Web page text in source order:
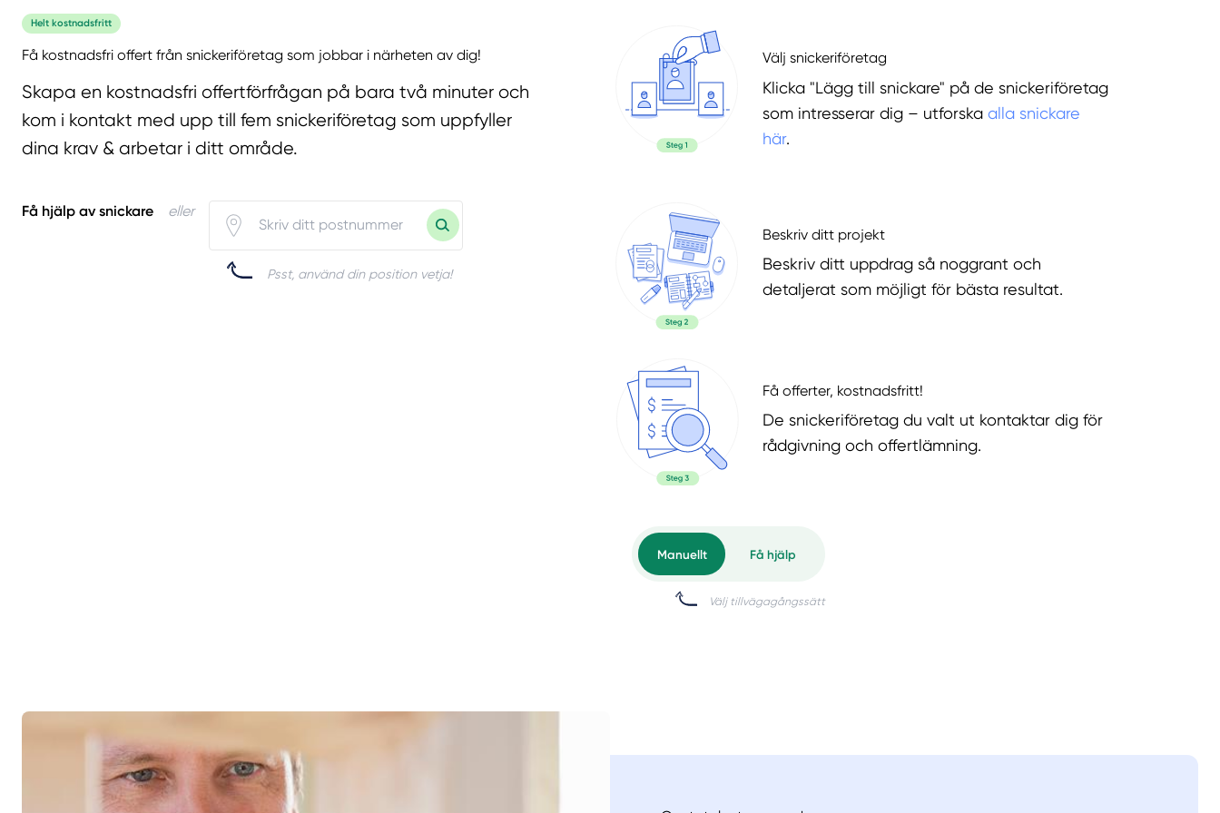
Helt kostnadsfritt
Få kostnadsfri offert från snickeriföretag som jobbar i närheten av dig!
Skapa en kostnadsfri offertförfrågan på bara två minuter och
kom i kontakt med upp till fem snickeriföretag som uppfyller
dina krav & arbetar i ditt område.
Få hjälp av snickare eller
Psst, använd din position vetja!
Välj snickeriföretag
Klicka "Lägg till snickare" på de snickeriföretag
som intresserar dig – utforska alla snickare
här.
Beskriv ditt projekt
Beskriv ditt uppdrag så noggrant och
detaljerat som möjligt för bästa resultat.
Få offerter, kostnadsfritt!
De snickeriföretag du valt ut kontaktar dig för
rådgivning och offertlämning.